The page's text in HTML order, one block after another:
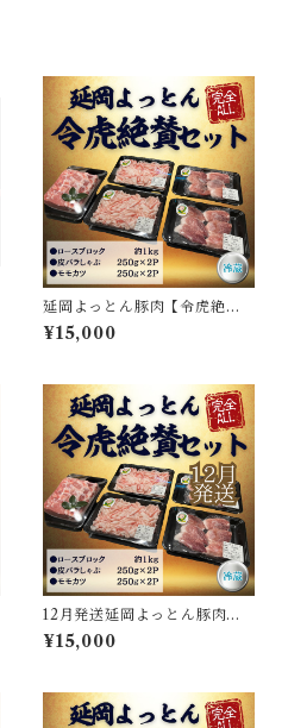
延岡よっとん豚肉【令虎絶賛
セット】※冷蔵
¥15,000
12月発送延岡よっとん豚肉
【令虎絶賛セット】※冷蔵
¥15,000